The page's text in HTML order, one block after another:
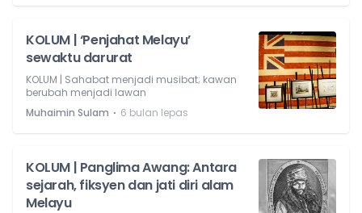
KOLUM | ‘Penjahat Melayu’
sewaktu darurat
KOLUM | Sahabat menjadi musibat; kawan
berubah menjadi lawan
Muhaimin Sulam ⋅ 6 bulan lepas
KOLUM | Panglima Awang: Antara
sejarah, fiksyen dan jati diri alam
Melayu